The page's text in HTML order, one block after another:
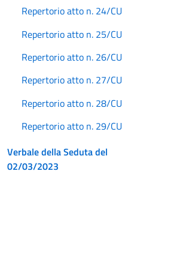
Repertorio atto n. 24/CU
Repertorio atto n. 25/CU
Repertorio atto n. 26/CU
Repertorio atto n. 27/CU
Repertorio atto n. 28/CU
Repertorio atto n. 29/CU
Verbale della Seduta del
02/03/2023